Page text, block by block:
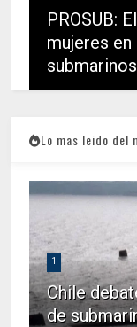
PROSUB:
mujeres
Lo mas leido del
1
Chile
de